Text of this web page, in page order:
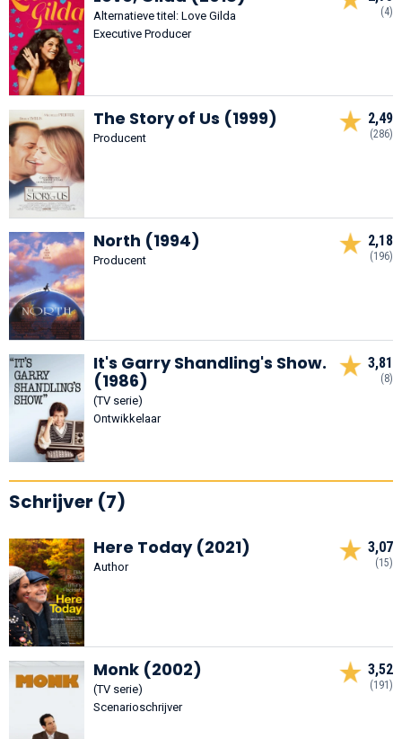
Alternatieve titel: Love Gilda
Executive Producer
(4)
The Story of Us (1999)
Producent
2,49
(286)
North (1994)
Producent
2,18
(196)
It's Garry Shandling's Show.
(1986)
(TV serie)
Ontwikkelaar
3,81
(8)
Schrijver (7)
Here Today (2021)
Author
3,07
(15)
Monk (2002)
(TV serie)
Scenarioschrijver
3,52
(191)